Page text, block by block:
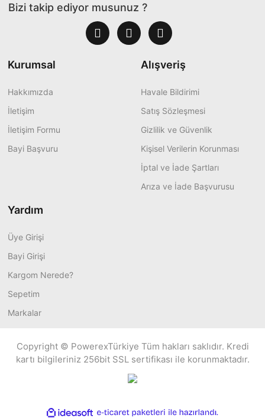
Bizi takip ediyor musunuz ?
Kurumsal
Hakkımızda
İletişim
İletişim Formu
Bayi Başvuru
Alışveriş
Havale Bildirimi
Satış Sözleşmesi
Gizlilik ve Güvenlik
Kişisel Verilerin Korunması
İptal ve İade Şartları
Arıza ve İade Başvurusu
Yardım
Üye Girişi
Bayi Girişi
Kargom Nerede?
Sepetim
Markalar
Copyright © PowerexTürkiye Tüm hakları saklıdır. Kredi
kartı bilgileriniz 256bit SSL sertifikası ile korunmaktadır.
ideasoft e-